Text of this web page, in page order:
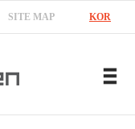
SITE MAP KOR